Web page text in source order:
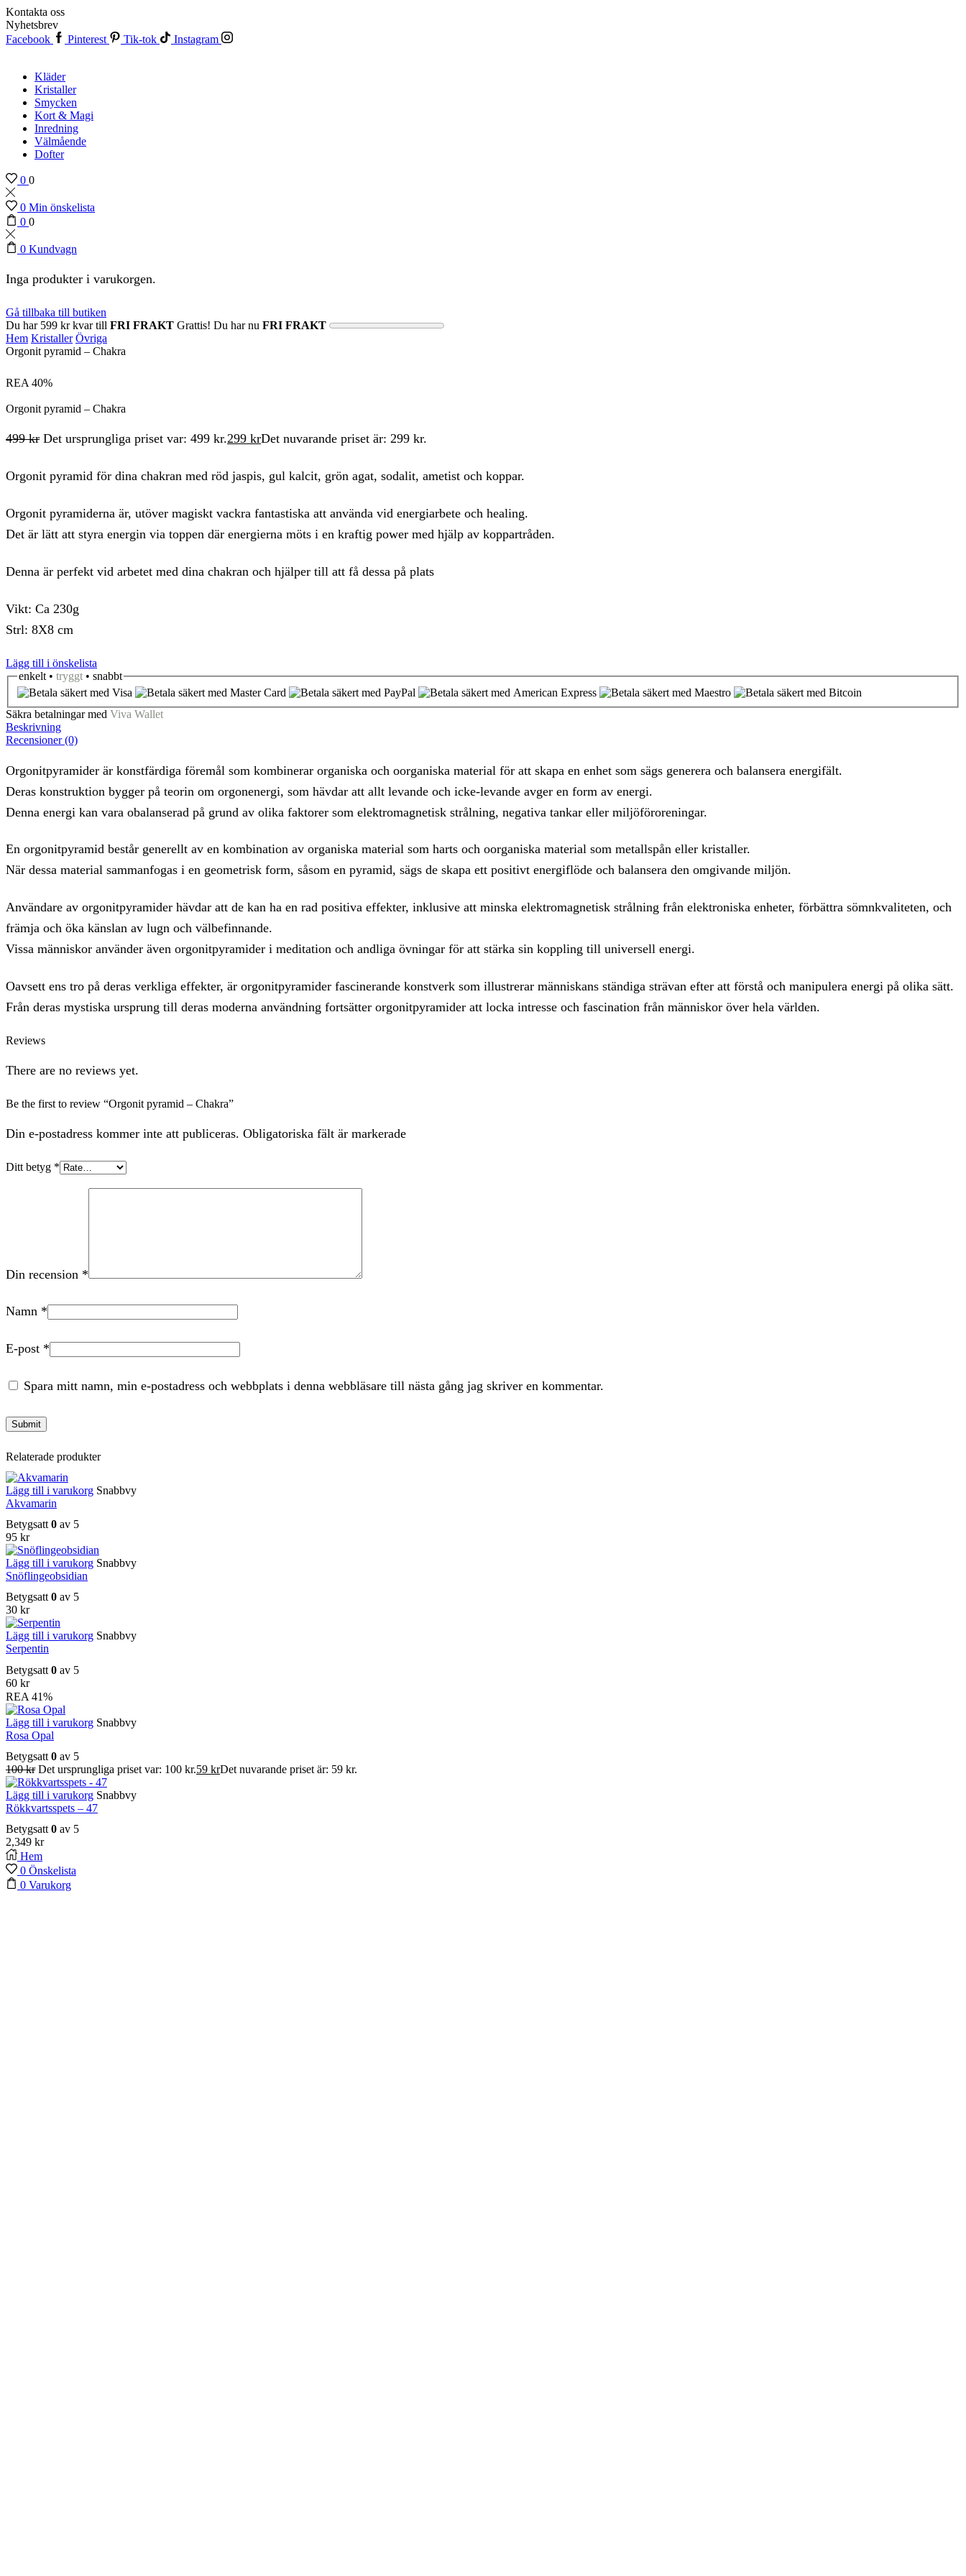
Kontakta oss
Nyhetsbrev
Facebook
Pinterest Tik-tok Instagram
Kläder
Kristaller
Smycken
Kort & Magi
Inredning
Välmående
Dofter
0 0
0 Min önskelista
0 0
0 Kundvagn
Inga produkter i varukorgen.
Gå tillbaka till butiken
Du har 599 krkvar till FRI FRAKT Grattis! Du har nu FRI FRAKT
Hem Kristaller Övriga
Orgonit pyramid – Chakra
REA 40%
Orgonit pyramid – Chakra
499kr Det ursprungliga priset var: 499 kr.299 krDet nuvarande priset är: 299 kr.
Orgonit pyramid för dina chakran med röd jaspis, gul kalcit, grön agat, sodalit, ametist och koppar.
Orgonit pyramiderna är, utöver magiskt vackra fantastiska att använda vid energiarbete och healing.
Det är lätt att styra energin via toppen där energierna möts i en kraftig power med hjälp av koppartråden.
Denna är perfekt vid arbetet med dina chakran och hjälper till att få dessa på plats
Vikt: Ca 230g
Strl: 8X8 cm
Lägg till i önskelista
enkelt • tryggt • snabbt
Säkra betalningar med Viva Wallet
Beskrivning
Recensioner (0)
Orgonitpyramider är konstfärdiga föremål som kombinerar organiska och oorganiska material för att skapa en enhet som sägs generera och balansera energifält.
Deras konstruktion bygger på teorin om orgonenergi, som hävdar att allt levande och icke-levande avger en form av energi.
Denna energi kan vara obalanserad på grund av olika faktorer som elektromagnetisk strålning, negativa tankar eller miljöföroreningar.
En orgonitpyramid består generellt av en kombination av organiska material som harts och oorganiska material som metallspån eller kristaller.
När dessa material sammanfogas i en geometrisk form, såsom en pyramid, sägs de skapa ett positivt energiflöde och balansera den omgivande miljön.
Användare av orgonitpyramider hävdar att de kan ha en rad positiva effekter, inklusive att minska elektromagnetisk strålning från elektroniska enheter, förbättra sömnkvaliteten, och
främja och öka känslan av lugn och välbefinnande.
Vissa människor använder även orgonitpyramider i meditation och andliga övningar för att stärka sin koppling till universell energi.
Oavsett ens tro på deras verkliga effekter, är orgonitpyramider fascinerande konstverk som illustrerar människans ständiga strävan efter att förstå och manipulera energi på olika sätt.
Från deras mystiska ursprung till deras moderna användning fortsätter orgonitpyramider att locka intresse och fascination från människor över hela världen.
Reviews
There are no reviews yet.
Be the first to review “Orgonit pyramid – Chakra”
Din e-postadress kommer inte att publiceras. Obligatoriska fält är markerade
Ditt betyg *
Din recension *
Namn *
E-post *
Spara mitt namn, min e-postadress och webbplats i denna webbläsare till nästa gång jag skriver en kommentar.
Relaterade produkter
Lägg till i varukorg Snabbvy
Akvamarin
Betygsatt 0 av 5
95 kr
Lägg till i varukorg Snabbvy
Snöflingeobsidian
Betygsatt0 av 5
30 kr
Lägg till i varukorg Snabbvy
Serpentin
Betygsatt 0 av 5
60 kr
REA 41%
Lägg till i varukorg Snabbvy
Rosa Opal
Betygsatt 0 av 5
100kr Det ursprungliga priset var: 100 kr.59 krDet nuvarande priset är: 59 kr.
Lägg till i varukorg Snabbvy
Rökkvartsspets – 47
Betygsatt 0 av 5
2,349 kr
Hem
0 Önskelista
0 Varukorg